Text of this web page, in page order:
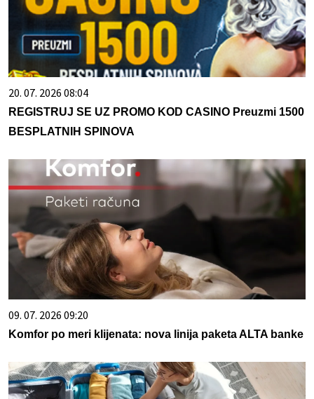
20. 07. 2026 08:04
REGISTRUJ SE UZ PROMO KOD CASINO Preuzmi 1500
BESPLATNIH SPINOVA
09. 07. 2026 09:20
Komfor po meri klijenata: nova linija paketa ALTA banke